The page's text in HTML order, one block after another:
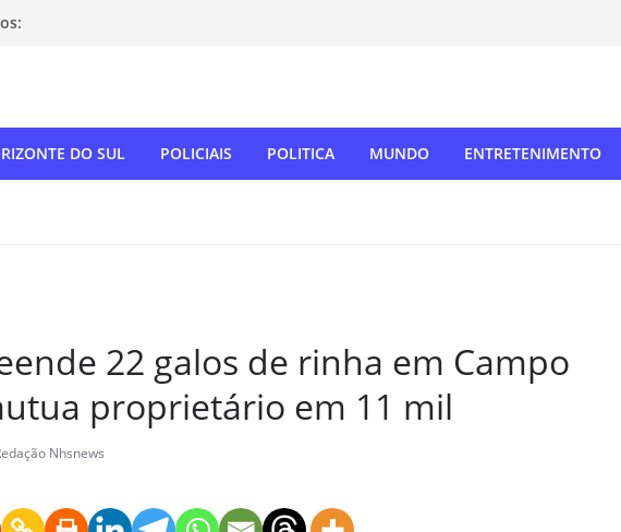
DO SUL POLICIAIS POLITICA MUNDO ENTRETENIMENTO
22 galos de rinha em Campo
proprietário em 11 mil
Nhsnews